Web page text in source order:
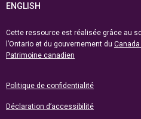
ENGLISH
Cette ressource est réalisée grâce au
l’Ontario et du gouvernement du
Patrimoine canadien
Politique de confidentialité
Déclaration d’accessibilité